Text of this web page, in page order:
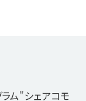
ム"シェアコモ